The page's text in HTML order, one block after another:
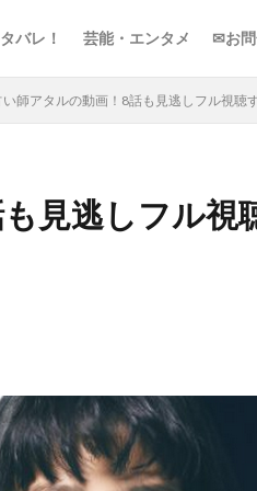
バレ！ 芸能・エンタメ ✉お
師アタルの動画！8話も見逃しフル視聴
見逃しフル視